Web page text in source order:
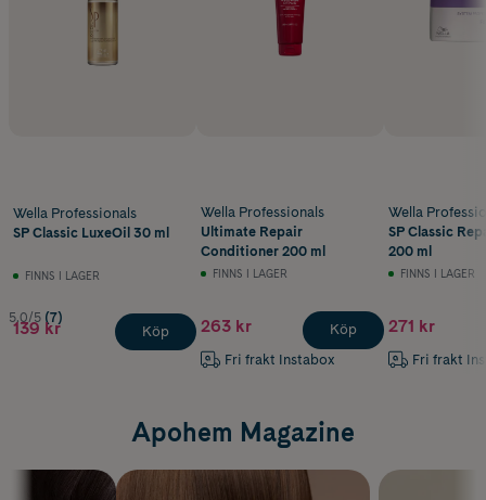
Wella Professionals
SP Classic LuxeOil 30 ml
FINNS I LAGER
5.0/5 (7)
139 kr Köp
Wella Professionals
Ultimate Repair
Conditioner 200 ml
FINNS I LAGER
263 kr
Fri frakt Instabox
Köp
Wella
SP Classic
200 ml
FINNS I LAGER
271 kr
Fri frakt
Apohem Magazine